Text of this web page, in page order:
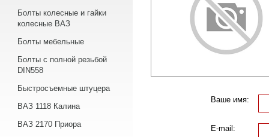
Болты колесные и гайки
колесные ВАЗ
Болты мебельные
Болты с полной резьбой
DIN558
Быстросъемные штуцера
ВАЗ 1118 Калина
ВАЗ 2170 Приора
Ваше имя:
E-mail: